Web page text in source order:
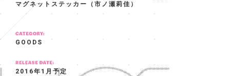
マグネットステッカー（市ノ瀬莉佳）
GOODS
2016年1月予定